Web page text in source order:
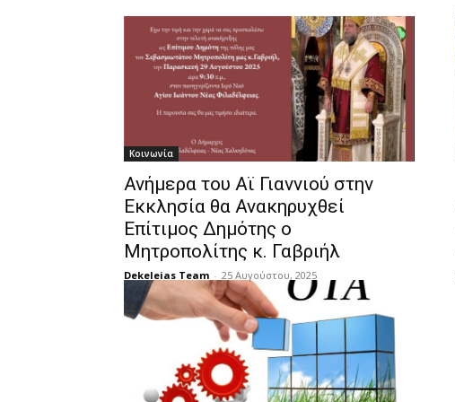
Κοινωνία
Ανήμερα του Αϊ Γιαννιού στην
Εκκλησία θα Ανακηρυχθεί
Επίτιμος Δημότης ο
Μητροπολίτης κ. Γαβριήλ
Dekeleias Team - 25 Αυγούστου, 2025